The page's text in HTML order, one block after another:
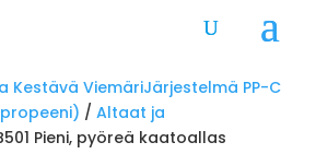
Kestävä ViemäriJärjestelmä PP-C
/ Altaat ja
Pieni, pyöreä kaatoallas